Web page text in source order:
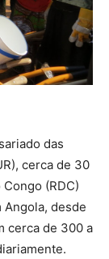
das
cerca de 30
(RDC)
Angola, desde
cerca de 300 a